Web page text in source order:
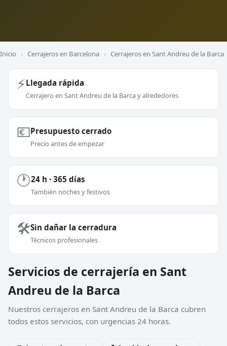
Inicio › Cerrajeros en Barcelona › Cerrajeros en Sant Andreu de la Barca
⚡Llegada rápida
Cerrajero en Sant Andreu de la Barca y alrededores
💶Presupuesto cerrado
Precio antes de empezar
🕐24 h · 365 días
También noches y festivos
🛠️Sin dañar la cerradura
Técnicos profesionales
Servicios de cerrajería en Sant
Andreu de la Barca
Nuestros cerrajeros en Sant Andreu de la Barca cubren
todos estos servicios, con urgencias 24 horas.